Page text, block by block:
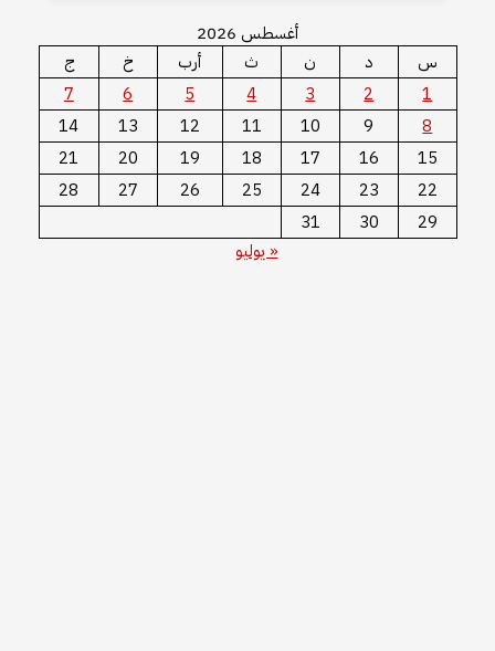
أغسطس 2026
س
د ن ث أرب خ
ج
1
2
3
4
5
6
7
8
9
10
11
12
13
14
15
16
17
18
19
20
21
22
23
24
25
26
27
28
29
30
31
« يوليو